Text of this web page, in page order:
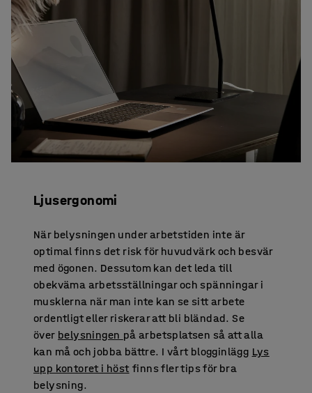
Ljusergonomi
När belysningen under arbetstiden inte är
optimal finns det risk för huvudvärk och besvär
med ögonen. Dessutom kan det leda till
obekväma arbetsställningar och spänningar i
musklerna när man inte kan se sitt arbete
ordentligt eller riskerar att bli bländad. Se
över belysningen på arbetsplatsen så att alla
kan må och jobba bättre. I vårt blogginlägg Lys
upp kontoret i höstfinns fler tips för bra
belysning.